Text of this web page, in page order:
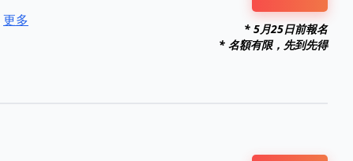
更多
* 5月25日前報名
* 名額有限，先到先得